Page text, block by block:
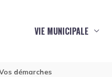
VIE MUNICIPALE
démarches